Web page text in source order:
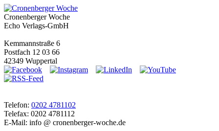
Cronenberger Woche
Echo Verlags-GmbH
Kemmannstraße 6
Postfach 12 03 66
42349 Wuppertal
Telefon: 0202 4781102
Telefax: 0202 4781112
E-Mail: info @ cronenberger-woche.de